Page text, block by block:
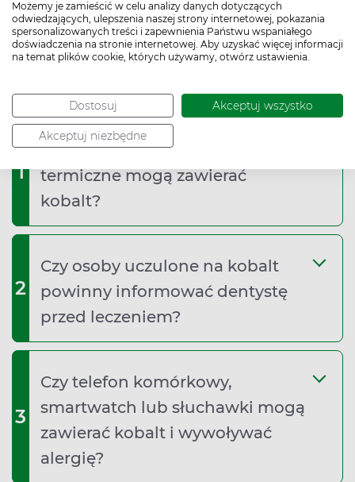
Możemy je zamieścić w celu analizy danych dotyczących
odwiedzających, ulepszenia naszej strony internetowej, pokazania
spersonalizowanych treści i zapewnienia Państwu wspaniałego
doświadczenia na stronie internetowej. Aby uzyskać więcej informacji
na temat plików cookie, których używamy, otwórz ustawienia.
Dostosuj Akceptuj wszystko
Akceptuj niezbędne
Uczulenie na kobalt – najczęściej
zadawane pytania (FAQ)
1
Czy garnki, sztućce lub kubki
termiczne mogą zawierać
kobalt?
2
Czy osoby uczulone na kobalt
powinny informować dentystę
przed leczeniem?
3
Czy telefon komórkowy,
smartwatch lub słuchawki mogą
zawierać kobalt i wywoływać
alergię?